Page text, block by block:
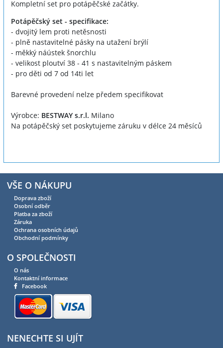
Kompletní set pro potápěčské začátky.
Potápěčský set - specifikace:
- dvojitý lem proti netěsnosti
- plně nastavitelné pásky na utažení brýlí
- měkký náústek šnorchlu
- velikost ploutví 38 - 41 s nastavitelným páskem
- pro děti od 7 od 14ti let
Barevné provedení nelze předem specifikovat
Výrobce: BESTWAY s.r.l. Milano
Na potápěčský set poskytujeme záruku v délce 24 měsíců
VŠE O NÁKUPU
Doprava zboží
Osobní odběr
Platba za zboží
Záruka
Ochrana osobních údajů
Obchodní podmínky
O SPOLEČNOSTI
O nás
Kontaktní informace
Facebook
NENECHTE SI UJÍT